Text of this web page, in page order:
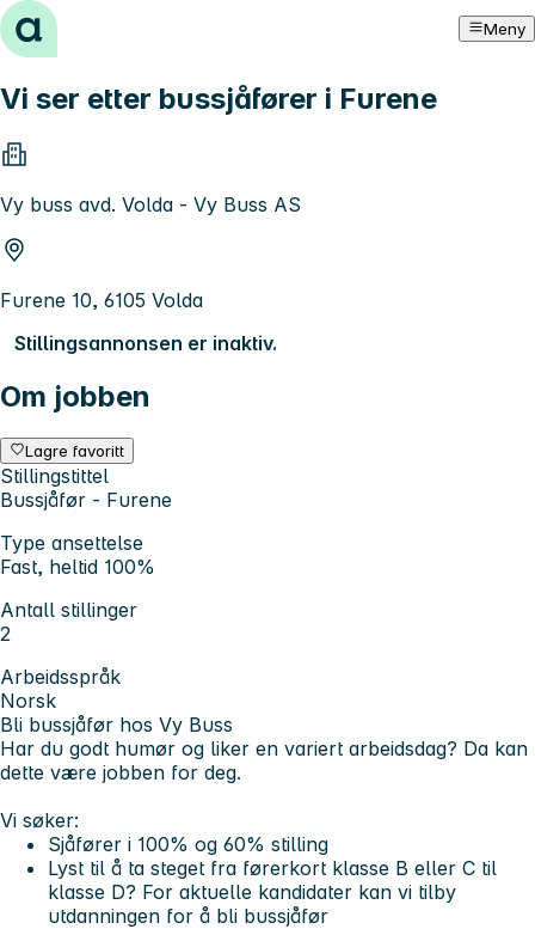
Hopp til innhold Meny
Vi ser etter bussjåfører i Furene
Vy buss avd. Volda - Vy Buss AS
Furene 10, 6105 Volda
Stillingsannonsen er inaktiv.
Om jobben
Lagre favoritt
Stillingstittel
Bussjåfør - Furene
Type ansettelse
Fast, heltid 100%
Antall stillinger
2
Arbeidsspråk
Norsk
Bli bussjåfør hos Vy Buss
Har du godt humør og liker en variert arbeidsdag? Da kan
dette være jobben for deg.
Vi søker:
Sjåfører i 100% og 60% stilling
Lyst til å ta steget fra førerkort klasse B eller C til
klasse D? For aktuelle kandidater kan vi tilby
utdanningen for å bli bussjåfør